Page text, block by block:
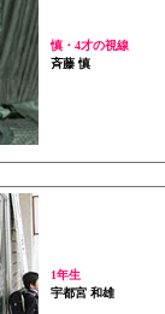
慎・4才の視線
斉藤 慎
1年生
宇都宮 和雄